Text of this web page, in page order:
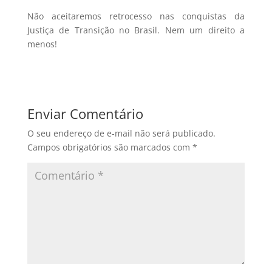
Não aceitaremos retrocesso nas conquistas da
Justiça de Transição no Brasil. Nem um direito a
menos!
Enviar Comentário
O seu endereço de e-mail não será publicado.
Campos obrigatórios são marcados com *